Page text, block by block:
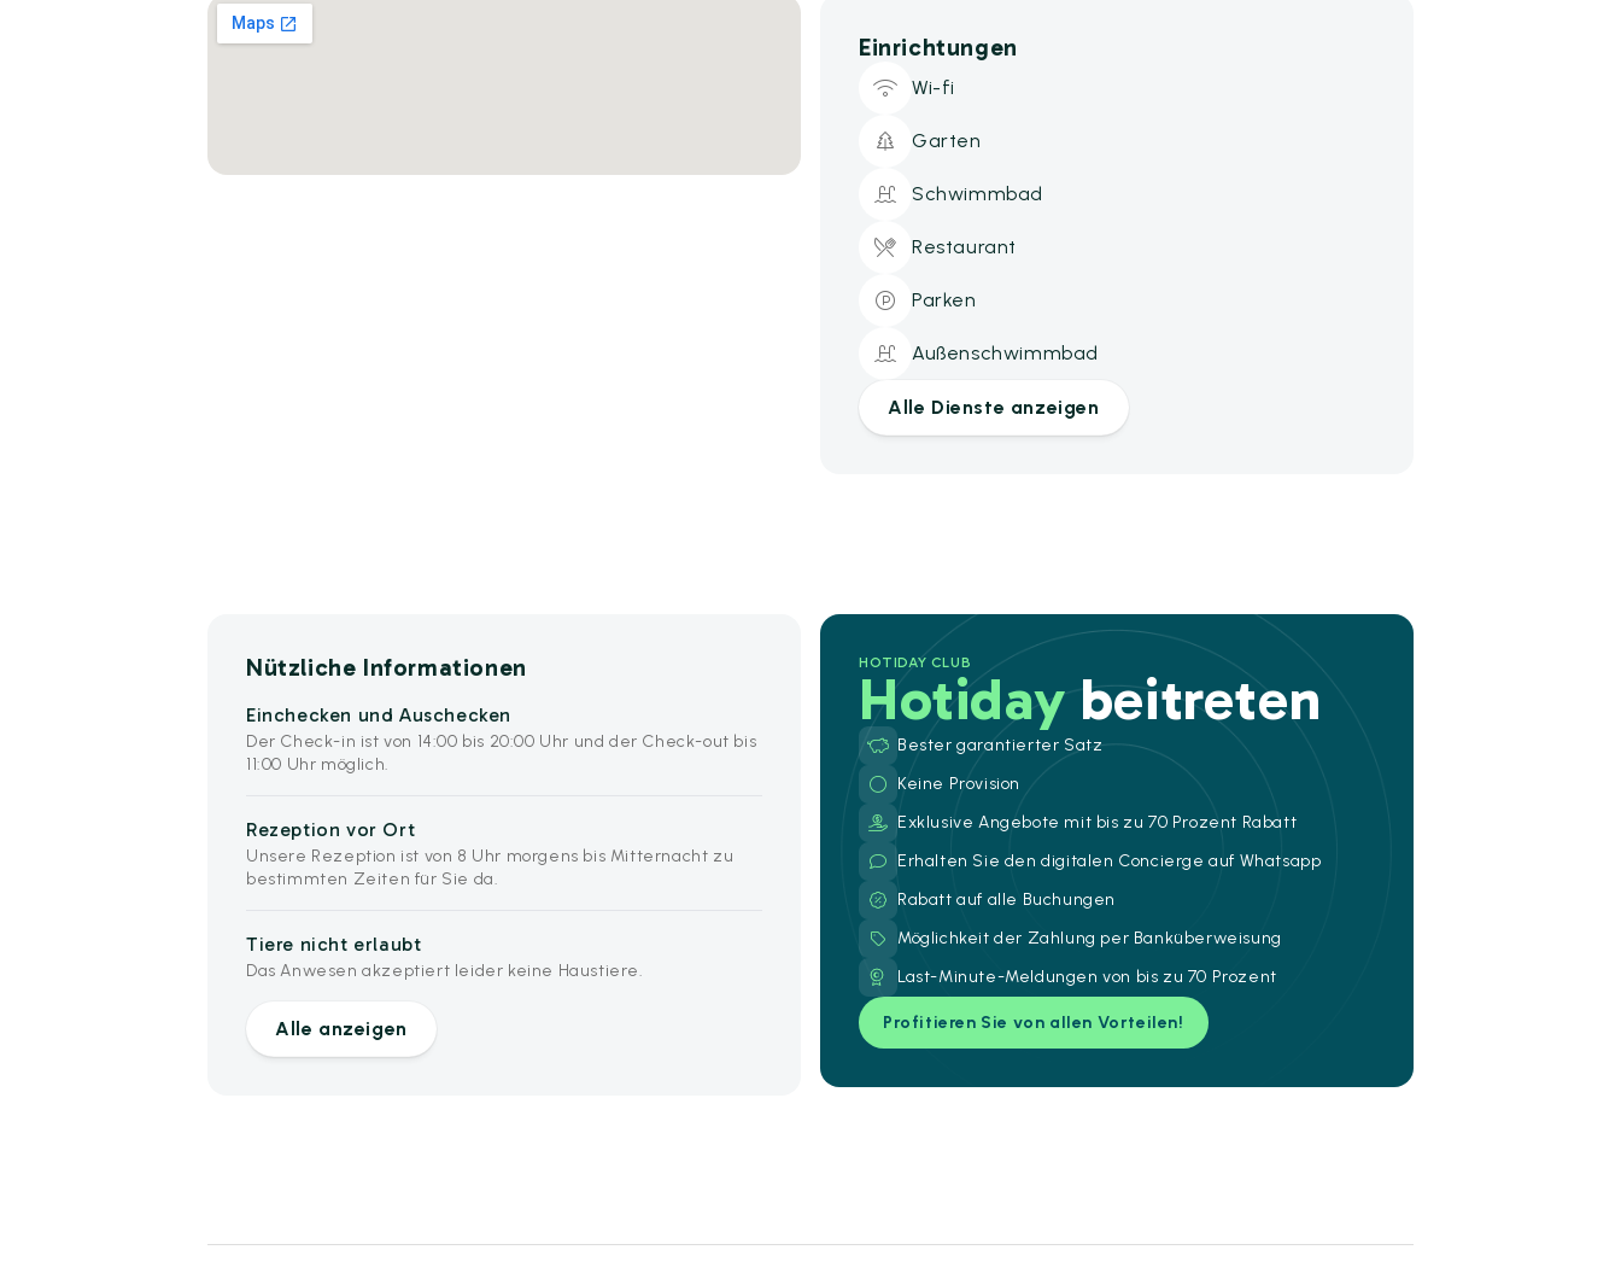
Einrichtungen
Wi-fi
Garten
Schwimmbad
Restaurant
Parken
Außenschwimmbad
Alle Dienste anzeigen
Nützliche Informationen
Einchecken und Auschecken
Der Check-in ist von 14:00 bis 20:00 Uhr und der Check-out bis
11:00 Uhr möglich.
Rezeption vor Ort
Unsere Rezeption ist von 8 Uhr morgens bis Mitternacht zu
bestimmten Zeiten für Sie da.
Tiere nicht erlaubt
Das Anwesen akzeptiert leider keine Haustiere.
Alle anzeigen
HOTIDAY CLUB
Hotidaybeitreten
Bester garantierter Satz
Keine Provision
Exklusive Angebote mit bis zu 70 Prozent Rabatt
Erhalten Sie den digitalen Concierge auf Whatsapp
Rabatt auf alle Buchungen
Möglichkeit der Zahlung per Banküberweisung
Last-Minute-Meldungen von bis zu 70 Prozent
Profitieren Sie von allen Vorteilen!